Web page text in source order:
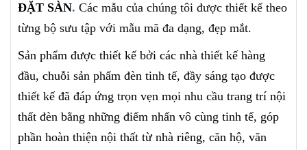
ĐẶT SÀN. Các mẫu của chúng tôi được thiết kế theo
từng bộ sưu tập với mẫu mã đa dạng, đẹp mắt.
Sản phẩm được thiết kế bởi các nhà thiết kế hàng
đầu, chuỗi sản phẩm đèn tinh tế, đầy sáng tạo được
thiết kế đã đáp ứng trọn vẹn mọi nhu cầu trang trí nội
thất đèn bằng những điểm nhấn vô cùng tinh tế, góp
phần hoàn thiện nội thất từ nhà riêng, căn hộ, văn